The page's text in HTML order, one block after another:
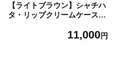
【ライトブラウン】シャチハ
タ・リップクリームケース
11,000円